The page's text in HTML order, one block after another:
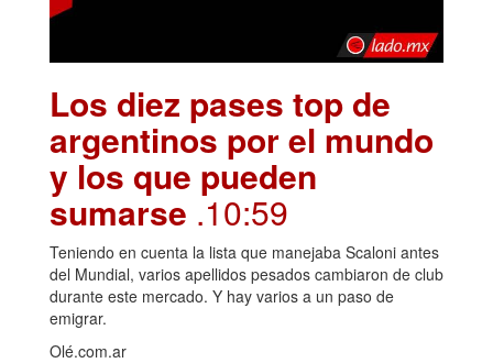
Los diez pases top de
argentinos por el mundo
y los que pueden
sumarse .10:59
Teniendo en cuenta la lista que manejaba Scaloni antes
del Mundial, varios apellidos pesados cambiaron de club
durante este mercado. Y hay varios a un paso de
emigrar.
Olé.com.ar